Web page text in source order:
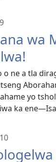
wa
o ne a tla
yo
ka